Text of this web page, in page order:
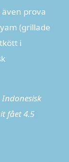
prova
(grillade
i
fået4.5